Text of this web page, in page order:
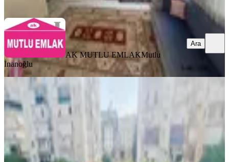
AK MUTLU EMLAKMutlu
İnanoğlu
Ara
Zafer Mah.dokuma Mithatpaşa
Cad.üzeri 2+1 120m2 Kiralık Daire
Kepez, Zafer Mahallesi
2+1
28.000 ₺